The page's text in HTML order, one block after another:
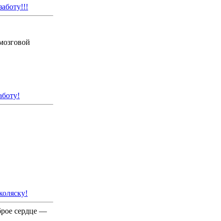
сердце —